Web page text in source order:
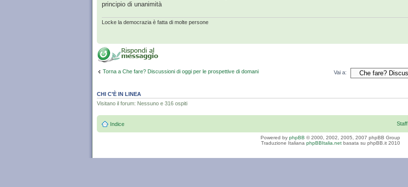
principio di unanimità
Locke la democrazia è fatta di molte persone
Torna a Che fare? Discussioni di oggi per le prospettive di domani Vai a:
CHI C’È IN LINEA
Visitano il forum: Nessuno e 316 ospiti
Indice Staff
Powered by phpBB © 2000, 2002, 2005, 2007 phpBB Group
Traduzione Italiana phpBBItalia.netbasata su phpBB.it 2010